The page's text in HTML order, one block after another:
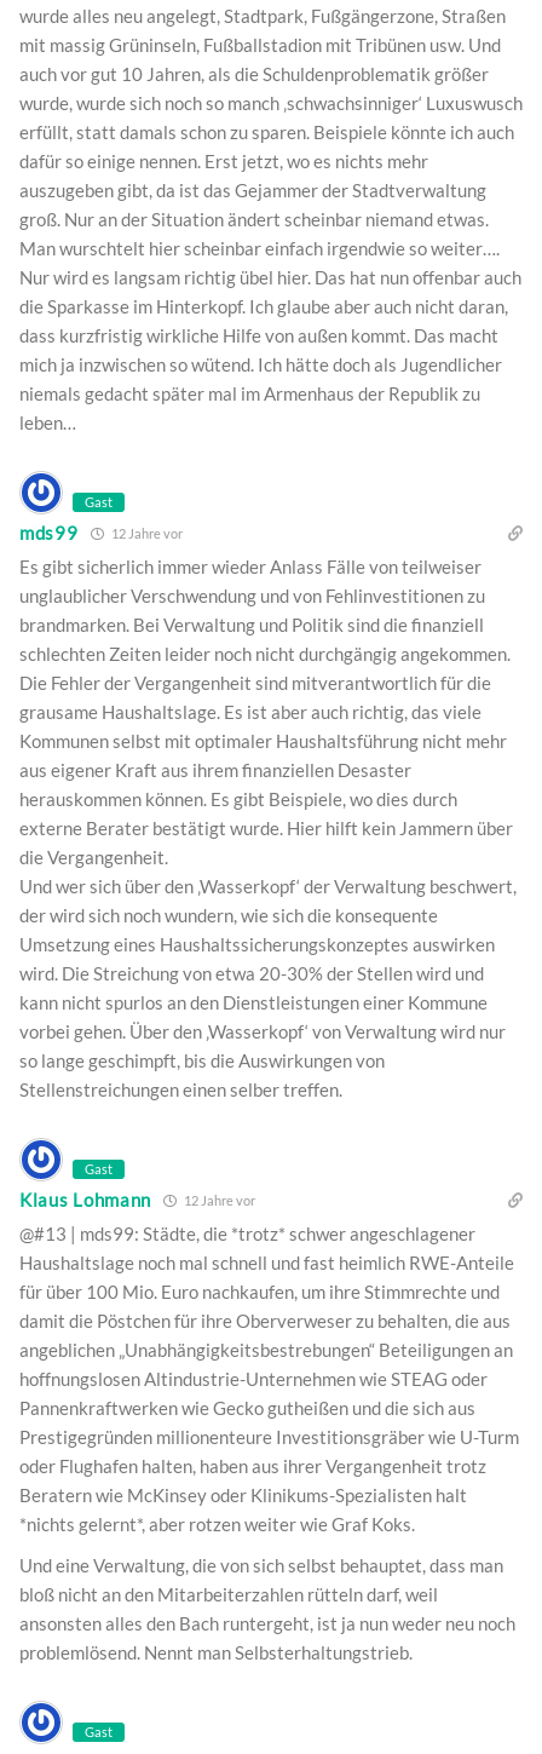
wurde alles neu angelegt, Stadtpark, Fußgängerzone, Straßen
mit massig Grüninseln, Fußballstadion mit Tribünen usw. Und
auch vor gut 10 Jahren, als die Schuldenproblematik größer
wurde, wurde sich noch so manch ‚schwachsinniger‘ Luxuswusch
erfüllt, statt damals schon zu sparen. Beispiele könnte ich auch
dafür so einige nennen. Erst jetzt, wo es nichts mehr
auszugeben gibt, da ist das Gejammer der Stadtverwaltung
groß. Nur an der Situation ändert scheinbar niemand etwas.
Man wurschtelt hier scheinbar einfach irgendwie so weiter….
Nur wird es langsam richtig übel hier. Das hat nun offenbar auch
die Sparkasse im Hinterkopf. Ich glaube aber auch nicht daran,
dass kurzfristig wirkliche Hilfe von außen kommt. Das macht
mich ja inzwischen so wütend. Ich hätte doch als Jugendlicher
niemals gedacht später mal im Armenhaus der Republik zu
leben…
Gast
mds99 12 Jahre vor
Es gibt sicherlich immer wieder Anlass Fälle von teilweiser
unglaublicher Verschwendung und von Fehlinvestitionen zu
brandmarken. Bei Verwaltung und Politik sind die finanziell
schlechten Zeiten leider noch nicht durchgängig angekommen.
Die Fehler der Vergangenheit sind mitverantwortlich für die
grausame Haushaltslage. Es ist aber auch richtig, das viele
Kommunen selbst mit optimaler Haushaltsführung nicht mehr
aus eigener Kraft aus ihrem finanziellen Desaster
herauskommen können. Es gibt Beispiele, wo dies durch
externe Berater bestätigt wurde. Hier hilft kein Jammern über
die Vergangenheit.
Und wer sich über den ‚Wasserkopf‘ der Verwaltung beschwert,
der wird sich noch wundern, wie sich die konsequente
Umsetzung eines Haushaltssicherungskonzeptes auswirken
wird. Die Streichung von etwa 20-30% der Stellen wird und
kann nicht spurlos an den Dienstleistungen einer Kommune
vorbei gehen. Über den ‚Wasserkopf‘ von Verwaltung wird nur
so lange geschimpft, bis die Auswirkungen von
Stellenstreichungen einen selber treffen.
Gast
Klaus Lohmann 12 Jahre vor
@#13 | mds99: Städte, die *trotz* schwer angeschlagener
Haushaltslage noch mal schnell und fast heimlich RWE-Anteile
für über 100 Mio. Euro nachkaufen, um ihre Stimmrechte und
damit die Pöstchen für ihre Oberverweser zu behalten, die aus
angeblichen „Unabhängigkeitsbestrebungen“ Beteiligungen an
hoffnungslosen Altindustrie-Unternehmen wie STEAG oder
Pannenkraftwerken wie Gecko gutheißen und die sich aus
Prestigegründen millionenteure Investitionsgräber wie U-Turm
oder Flughafen halten, haben aus ihrer Vergangenheit trotz
Beratern wie McKinsey oder Klinikums-Spezialisten halt
*nichts gelernt*, aber rotzen weiter wie Graf Koks.
Und eine Verwaltung, die von sich selbst behauptet, dass man
bloß nicht an den Mitarbeiterzahlen rütteln darf, weil
ansonsten alles den Bach runtergeht, ist ja nun weder neu noch
problemlösend. Nennt man Selbsterhaltungstrieb.
Gast